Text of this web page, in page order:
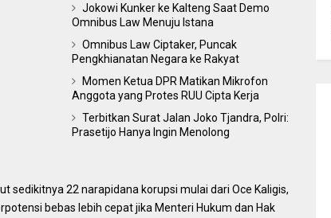
Jokowi Kunker ke Kalteng Saat Demo
Omnibus Law Menuju Istana
Omnibus Law Ciptaker, Puncak
Pengkhianatan Negara ke Rakyat
Momen Ketua DPR Matikan Mikrofon
Anggota yang Protes RUU Cipta Kerja
Terbitkan Surat Jalan Joko Tjandra, Polri:
Prasetijo Hanya Ingin Menolong
sedikitnya 22 narapidana korupsi mulai dari Oce Kaligis,
bebas lebih cepat jika Menteri Hukum dan Hak